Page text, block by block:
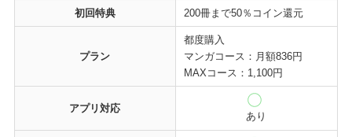
初回特典 200冊まで50％コイン還元
プラン
都度購入
マンガコース：月額836円
MAXコース：1,100円
アプリ対応
あり